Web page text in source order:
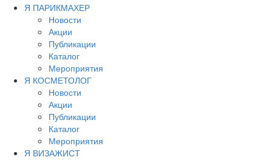
Я ПАРИКМАХЕР
Новости
Акции
Публикации
Каталог
Мероприятия
Я КОСМЕТОЛОГ
Новости
Акции
Публикации
Каталог
Мероприятия
Я ВИЗАЖИСТ